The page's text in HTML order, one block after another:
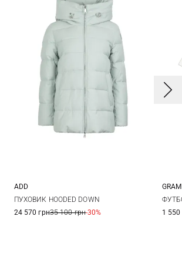
38 40 42
ADD
ПУХОВИК HOODED DOWN
24 570 грн35 100 грн-30%
S
1 550